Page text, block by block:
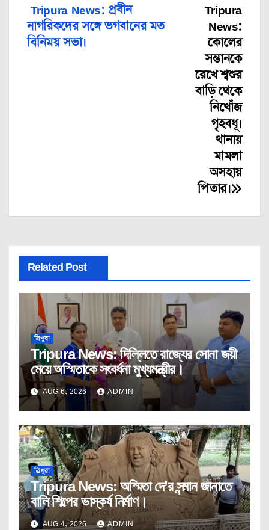
Post
navigation
Tripura
News:
কোলের
সন্তানকে
রেখে শ্বশুর
বাড়ি থেকে
নিখোঁজ
গৃহবধূ।
থানায়
মামলা
অসহায়
পিতার।
Tripura News: প্রবীন
নাগরিকদের সঙ্গে ভগবানের মত
বিনিময় সভা।
Related Post
ত্রিপুরা
Tripura News: দিল্লিতে রাজ্যের সোনা জয়ী
মেয়ে অস্মিতাকে সংবর্ধনা মুখ্যমন্ত্রীর।
AUG 6, 2026 ADMIN
ত্রিপুরা
Tripura News: অস্মিতা দে’র সন্মান জানাতে
বালি শিল্পের ভাস্কর্য নির্মাণ।
AUG 4, 2026 ADMIN